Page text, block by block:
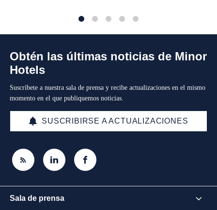
Obtén las últimas noticias de Minor
Hotels
Suscríbete a nuestra sala de prensa y recibe actualizaciones en el mismo
momento en el que publiquemos noticias.
SUSCRIBIRSE A ACTUALIZACIONES
Sala de prensa